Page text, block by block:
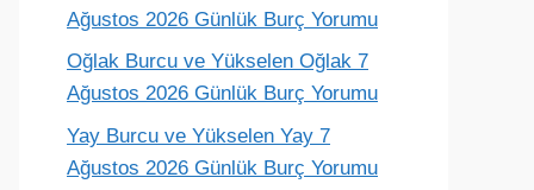
Ağustos 2026 Günlük Burç Yorumu
Oğlak Burcu ve Yükselen Oğlak 7
Ağustos 2026 Günlük Burç Yorumu
Yay Burcu ve Yükselen Yay 7
Ağustos 2026 Günlük Burç Yorumu